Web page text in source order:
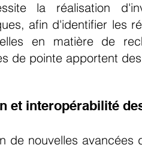
la réalisation
afin d'identifier les
en matière de
de pointe apportent
et interopérabilité
de nouvelles